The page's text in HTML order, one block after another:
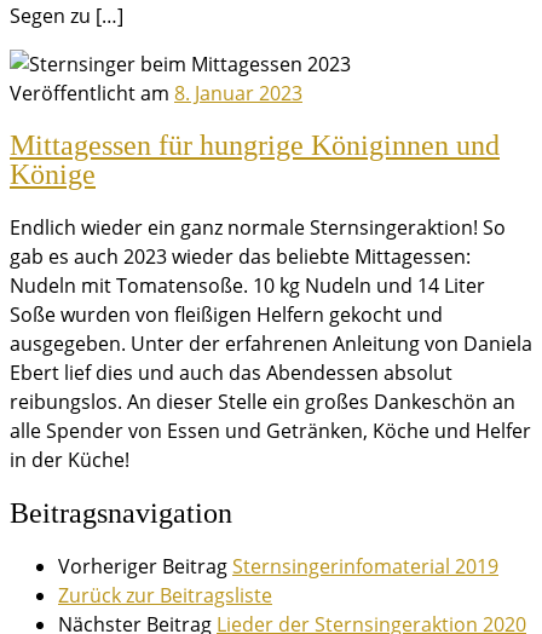
Segen zu […]
Veröffentlicht am 8. Januar 2023
Mittagessen für hungrige Königinnen und
Könige
Endlich wieder ein ganz normale Sternsingeraktion! So
gab es auch 2023 wieder das beliebte Mittagessen:
Nudeln mit Tomatensoße. 10 kg Nudeln und 14 Liter
Soße wurden von fleißigen Helfern gekocht und
ausgegeben. Unter der erfahrenen Anleitung von Daniela
Ebert lief dies und auch das Abendessen absolut
reibungslos. An dieser Stelle ein großes Dankeschön an
alle Spender von Essen und Getränken, Köche und Helfer
in der Küche!
Beitragsnavigation
Vorheriger BeitragSternsingerinfomaterial 2019
Zurück zur Beitragsliste
Nächster Beitrag Lieder der Sternsingeraktion 2020